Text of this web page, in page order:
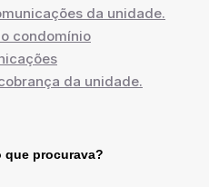
da unidade.
condomínio
da unidade.
que procurava?